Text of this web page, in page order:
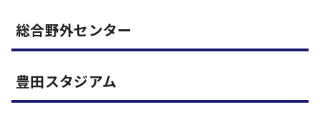
総合野外センター
豊田スタジアム